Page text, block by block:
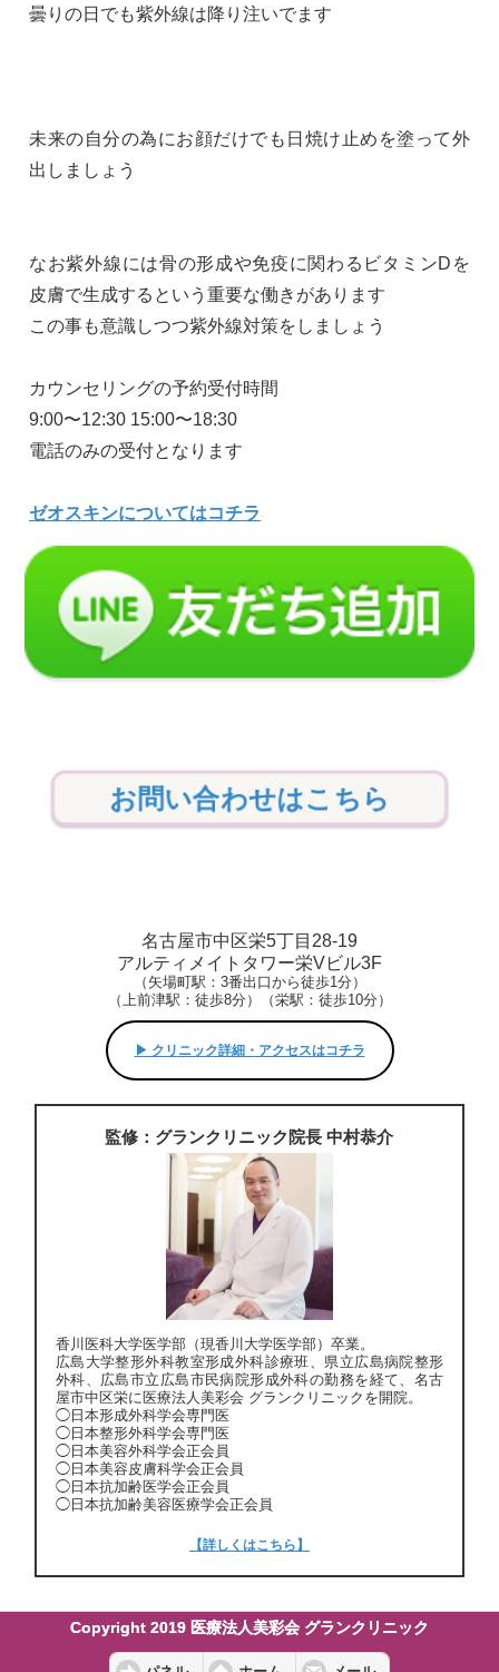
曇りの日でも紫外線は降り注いでます
未来の自分の為にお顔だけでも日焼け止めを塗って外
出しましょう
なお紫外線には骨の形成や免疫に関わるビタミンDを
皮膚で生成するという重要な働きがあります
この事も意識しつつ紫外線対策をしましょう
カウンセリングの予約受付時間
9:00〜12:30 15:00〜18:30
電話のみの受付となります
ゼオスキンについてはコチラ
お問い合わせはこちら
名古屋市中区栄5丁目28-19
アルティメイトタワー栄Vビル3F
（矢場町駅：3番出口から徒歩1分）
（上前津駅：徒歩8分）（栄駅：徒歩10分）
▶︎ クリニック詳細・アクセスはコチラ
監修：グランクリニック院長 中村恭介
香川医科大学医学部（現香川大学医学部）卒業。
広島大学整形外科教室形成外科診療班、県立広島病院整形
外科、広島市立広島市民病院形成外科の勤務を経て、名古
屋市中区栄に医療法人美彩会 グランクリニックを開院。
◯日本形成外科学会専門医
◯日本整形外科学会専門医
◯日本美容外科学会正会員
◯日本美容皮膚科学会正会員
◯日本抗加齢医学会正会員
◯日本抗加齢美容医療学会正会員
【詳しくはこちら】
Copyright 2019 医療法人美彩会 グランクリニック